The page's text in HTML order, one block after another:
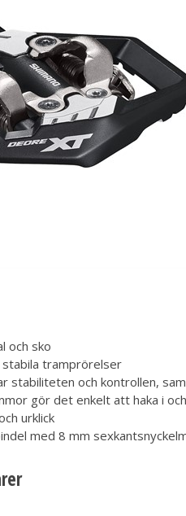
och sko
tramprörelser
stabiliteten och kontrollen,
gör det enkelt att haka i
urklick
med 8 mm